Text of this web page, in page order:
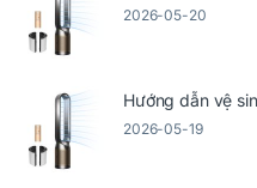
2026-05-20
Hướng dẫn vệ
2026-05-19